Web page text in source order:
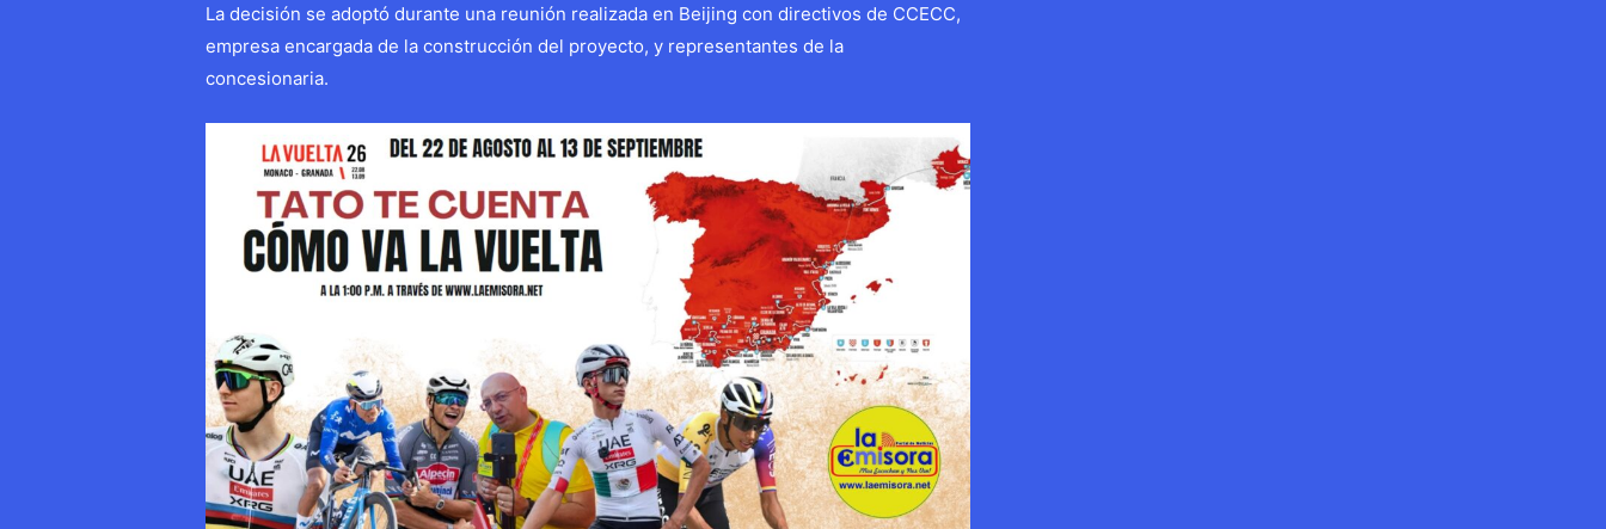
La decisión se adoptó durante una reunión realizada en Beijing con directivos de CCECC,
empresa encargada de la construcción del proyecto, y representantes de la
concesionaria.